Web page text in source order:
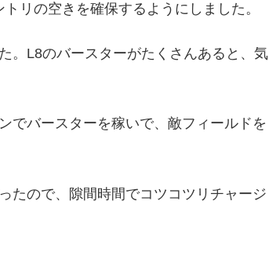
リの空きを確保するようにしました。
。L8のバースターがたくさんあると、気
でバースターを稼いで、敵フィールドを
たので、隙間時間でコツコツリチャージ